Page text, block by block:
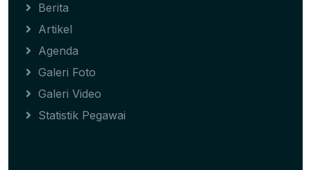
Berita
Artikel
Agenda
Galeri Foto
Galeri Video
Statistik Pegawai